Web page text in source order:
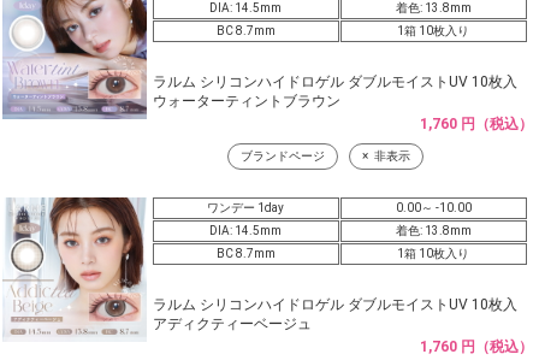
DIA: 14.5mm
着色: 13.8mm
BC 8.7mm
1箱 10枚入り
ラルム シリコンハイドロゲル ダブルモイストUV 10枚入
ウォーターティントブラウン
1,760 円（税込）
ブランドページ 非表示
ワンデー 1day
0.00～ -10.00
DIA: 14.5mm
着色: 13.8mm
BC 8.7mm
1箱 10枚入り
ラルム シリコンハイドロゲル ダブルモイストUV 10枚入
アディクティーベージュ
1,760 円（税込）